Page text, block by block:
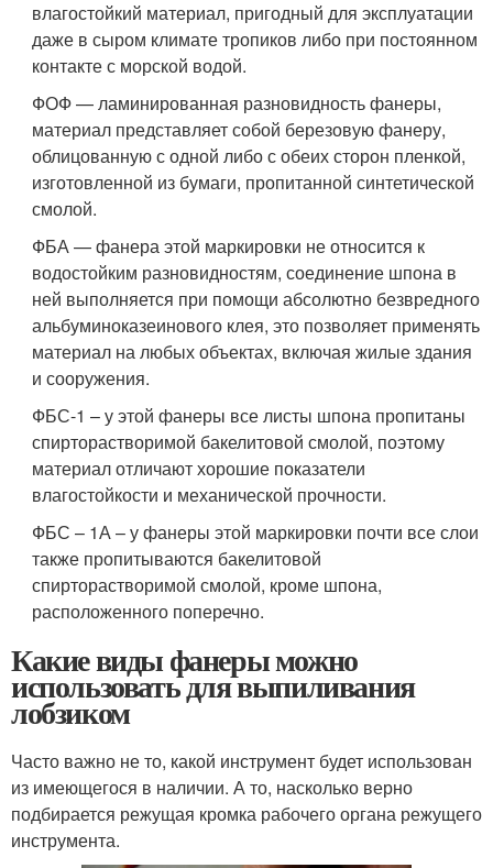
влагостойкий материал, пригодный для эксплуатации
даже в сыром климате тропиков либо при постоянном
контакте с морской водой.
ФОФ — ламинированная разновидность фанеры,
материал представляет собой березовую фанеру,
облицованную с одной либо с обеих сторон пленкой,
изготовленной из бумаги, пропитанной синтетической
смолой.
ФБА — фанера этой маркировки не относится к
водостойким разновидностям, соединение шпона в
ней выполняется при помощи абсолютно безвредного
альбуминоказеинового клея, это позволяет применять
материал на любых объектах, включая жилые здания
и сооружения.
ФБС-1 – у этой фанеры все листы шпона пропитаны
спирторастворимой бакелитовой смолой, поэтому
материал отличают хорошие показатели
влагостойкости и механической прочности.
ФБС – 1А – у фанеры этой маркировки почти все слои
также пропитываются бакелитовой
спирторастворимой смолой, кроме шпона,
расположенного поперечно.
Какие виды фанеры можно
использовать для выпиливания
лобзиком
Часто важно не то, какой инструмент будет использован
из имеющегося в наличии. А то, насколько верно
подбирается режущая кромка рабочего органа режущего
инструмента.